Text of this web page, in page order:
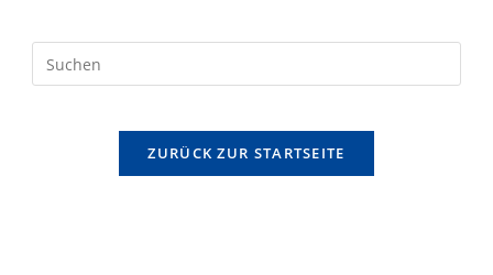
ZURÜCK ZUR STARTSEITE